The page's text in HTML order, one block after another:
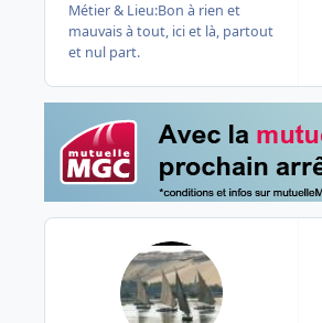
Métier & Lieu:Bon à rien et
mauvais à tout, ici et là, partout
et nul part.